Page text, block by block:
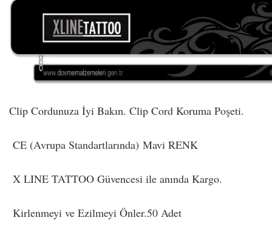
Clip Cordunuza İyi Bakın. Clip Cord Koruma Poşeti.
CE (Avrupa Standartlarında) Mavi RENK
X LINE TATTOO Güvencesi ile anında Kargo.
Kirlenmeyi ve Ezilmeyi Önler.50 Adet